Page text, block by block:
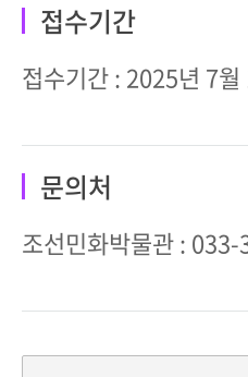
접수기간
접수기간 : 2025년 7
문의처
조선민화박물관 :